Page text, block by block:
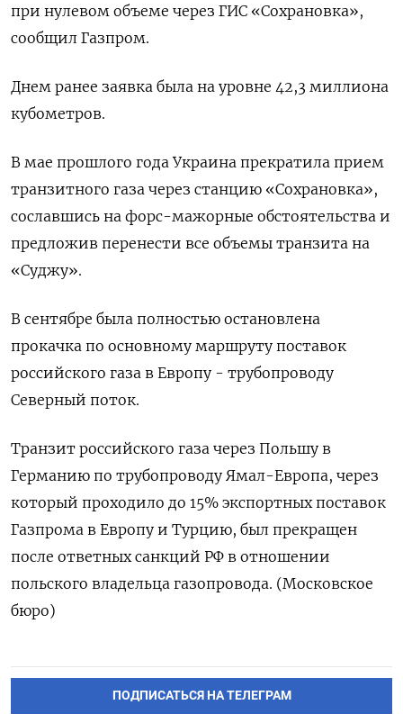
при нулевом объеме через ГИС «Сохрановка»,
сообщил Газпром.
Днем ранее заявка была на уровне 42,3 миллиона
кубометров.
В мае прошлого года Украина прекратила прием
транзитного газа через станцию «Сохрановка»,
сославшись на форс-мажорные обстоятельства и
предложив перенести все объемы транзита на
«Суджу».
В сентябре была полностью остановлена
прокачка по основному маршруту поставок
российского газа в Европу - трубопроводу
Северный поток.
Транзит российского газа через Польшу в
Германию по трубопроводу Ямал-Европа, через
который проходило до 15% экспортных поставок
Газпрома в Европу и Турцию, был прекращен
после ответных санкций РФ в отношении
польского владельца газопровода. (Московское
бюро)
ПОДПИСАТЬСЯ НА ТЕЛЕГРАМ